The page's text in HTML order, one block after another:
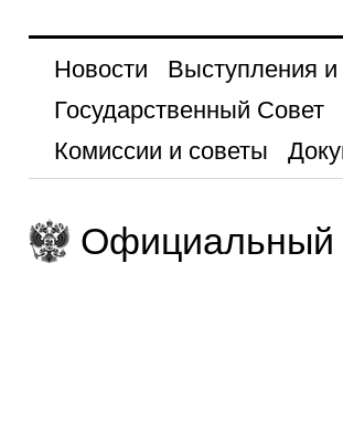
Новости
Выступления
Государственный Совет
Комиссии и советы
Официальный